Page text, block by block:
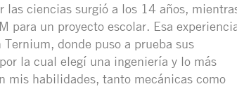
las ciencias surgió a los 14 años,
para un proyecto escolar. Esa
donde puso a prueba sus
la cual elegí una ingeniería y lo más
mis habilidades, tanto mecánicas como